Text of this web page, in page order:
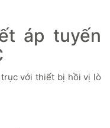
áp tuyến
với thiết bị hồi vị lò